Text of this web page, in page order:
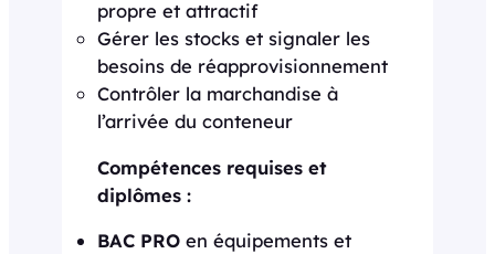
propre et attractif
Gérer les stocks et signaler les
besoins de réapprovisionnement
Contrôler la marchandise à
l’arrivée du conteneur
Compétences requises et
diplômes :
BAC PRO en équipements et